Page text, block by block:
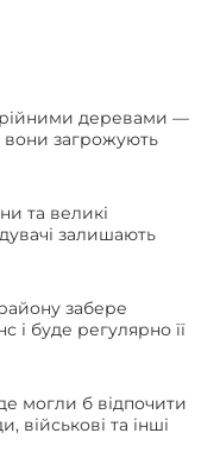
деревами —
вони загрожують
та великі
залишають
забере
і буде регулярно її
могли б відпочити
військові та інші